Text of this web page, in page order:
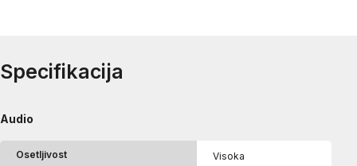
Specifikacija
Audio
Osetljivost Visoka